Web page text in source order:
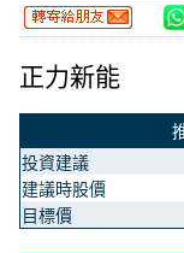
正力新能
投資建議
建議時股價
目標價